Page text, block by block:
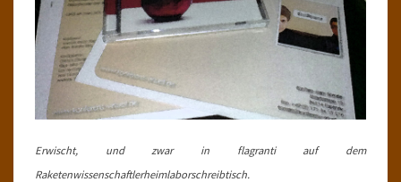
Erwischt, und zwar in flagranti auf dem
Raketenwissenschaftlerheimlaborschreibtisch.